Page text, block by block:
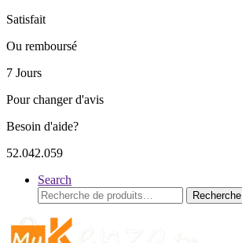
Satisfait
Ou remboursé
7 Jours
Pour changer d'avis
Besoin d'aide?
52.042.059
Search
Recherche
pour :
Recherche